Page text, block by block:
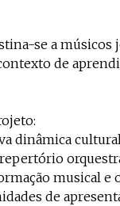
se a
de
dinâmica
musical e
de